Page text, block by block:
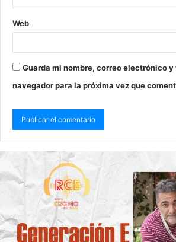
Web
Guarda mi nombre, correo electrónico y
navegador para la próxima vez que